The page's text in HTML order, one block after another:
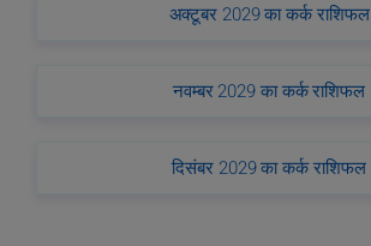
अक्टूबर 2029 का कर्क राशिफल
नवम्बर 2029 का कर्क राशिफल
दिसंबर 2029 का कर्क राशिफल